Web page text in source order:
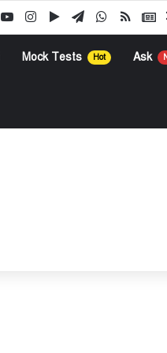
YouTubeInstagramGoogle Play
TelegramWhatsApp
RSS
Mock Tests Hot Ask